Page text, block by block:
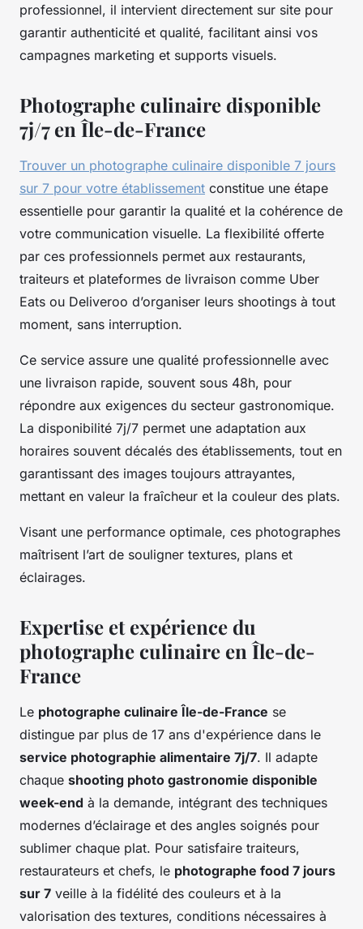
professionnel, il intervient directement sur site pour
garantir authenticité et qualité, facilitant ainsi vos
campagnes marketing et supports visuels.
Photographe culinaire disponible
7j/7 en Île-de-France
Trouver un photographe culinaire disponible 7 jours
sur 7 pour votre établissement constitue une étape
essentielle pour garantir la qualité et la cohérence de
votre communication visuelle. La flexibilité offerte
par ces professionnels permet aux restaurants,
traiteurs et plateformes de livraison comme Uber
Eats ou Deliveroo d’organiser leurs shootings à tout
moment, sans interruption.
Ce service assure une qualité professionnelle avec
une livraison rapide, souvent sous 48h, pour
répondre aux exigences du secteur gastronomique.
La disponibilité 7j/7 permet une adaptation aux
horaires souvent décalés des établissements, tout en
garantissant des images toujours attrayantes,
mettant en valeur la fraîcheur et la couleur des plats.
Visant une performance optimale, ces photographes
maîtrisent l’art de souligner textures, plans et
éclairages.
Expertise et expérience du
photographe culinaire en Île-de-
France
Le photographe culinaire Île-de-France se
distingue par plus de 17 ans d'expérience dans le
service photographie alimentaire 7j/7. Il adapte
chaque shooting photo gastronomie disponible
week-end à la demande, intégrant des techniques
modernes d’éclairage et des angles soignés pour
sublimer chaque plat. Pour satisfaire traiteurs,
restaurateurs et chefs, le photographe food 7 jours
sur 7 veille à la fidélité des couleurs et à la
valorisation des textures, conditions nécessaires à